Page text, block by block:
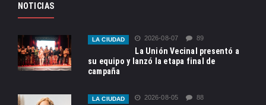
NOTICIAS
LA CIUDAD 2026-08-07 89
La Unión Vecinal presentó a
su equipo y lanzó la etapa final de
campaña
LA CIUDAD 2026-08-05 88